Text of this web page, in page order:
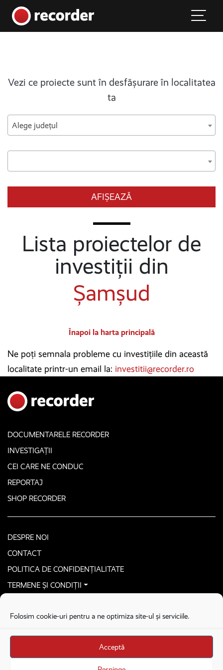
Folosim cookie-uri pentru a ne optimiza site-ul și serviciile.
Acceptă
Main Navigation
Vezi ce proiecte sunt în desfășurare în localitatea
ta
Alege județul
AFIȘEAZĂ
Lista proiectelor de
investiții din
Șamșud
Înapoi la harta principală
Ne poți semnala probleme cu investițiile din această
localitate printr-un email la: investitii@recorder.ro
DOCUMENTARELE RECORDER
INVESTIGAȚII
CEI CARE NE CONDUC
REPORTAJ
SHOP RECORDER
DESPRE NOI
CONTACT
POLITICA DE CONFIDENȚIALITATE
TERMENE ȘI CONDIȚII
Stega creative
Brandul Recorder e operat de Asociația Recorder Community, sub licența SC